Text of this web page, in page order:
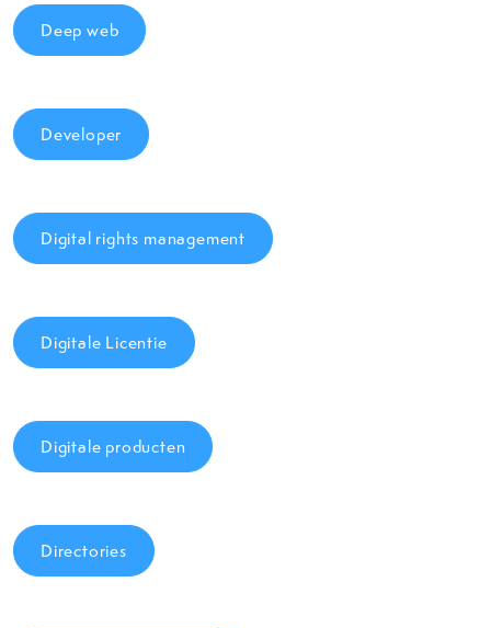
Deep web
Developer
Digital rights management
Digitale Licentie
Digitale producten
Directories